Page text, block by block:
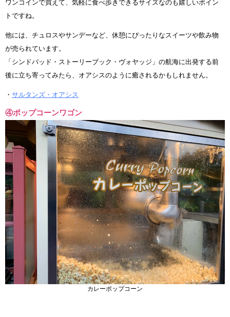
ワンコインで買えて、気軽に食べ歩きできるサイズなのも嬉しいポイン
トですね。
他には、チュロスやサンデーなど、休憩にぴったりなスイーツや飲み物
が売られています。
「シンドバッド・ストーリーブック・ヴォヤッジ」の航海に出発する前
後に立ち寄ってみたら、オアシスのように癒されるかもしれません。
・ サルタンズ・オアシス
④ポップコーンワゴン
カレーポップコーン